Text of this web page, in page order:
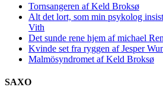
Tornsangeren af Keld Broksø
Alt det lort, som min psykolog
Vith
Det sunde rene hjem af michael
Kvinde set fra ryggen af Jesper
Malmösyndromet af Keld Broksø
SAXO